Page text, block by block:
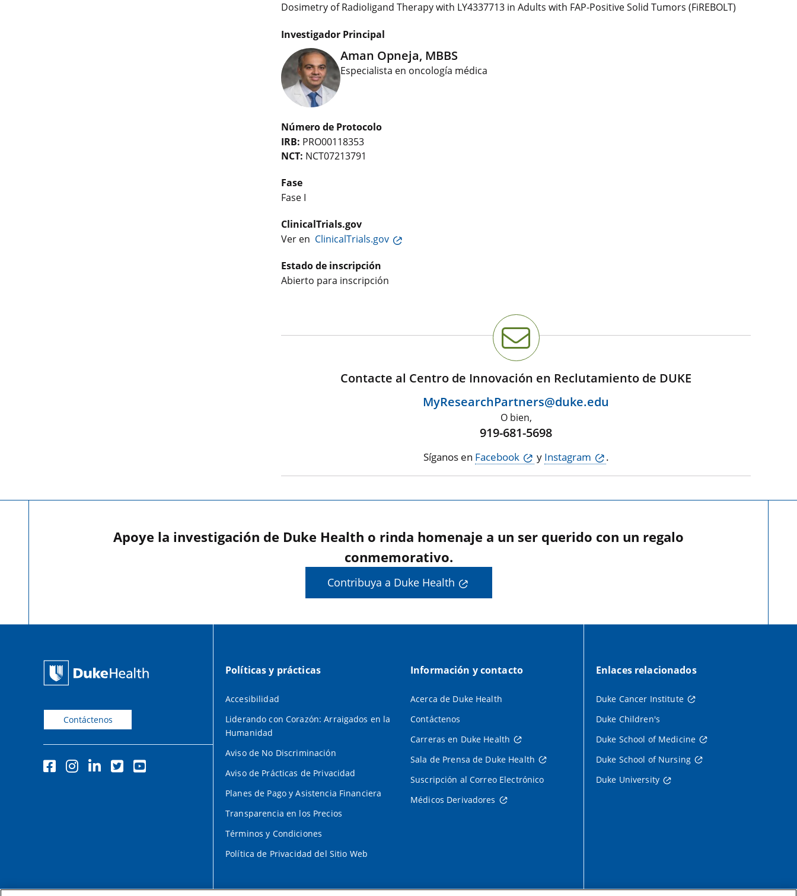
Dosimetry of Radioligand Therapy with LY4337713 in Adults with FAP-Positive Solid Tumors (FiREBOLT)
Investigador Principal
Aman Opneja, MBBS
Especialista en oncología médica
Número de Protocolo
IRB: PRO00118353
NCT: NCT07213791
Fase
Fase I
ClinicalTrials.gov
Ver en ClinicalTrials.gov
Estado de inscripción
Abierto para inscripción
Contacte al Centro de Innovación en Reclutamiento de DUKE
MyResearchPartners@duke.edu
O bien,
919-681-5698
Síganos en Facebook y Instagram .
Apoye la investigación de Duke Health o rinda homenaje a un ser querido con un regalo
conmemorativo.
Contribuya a Duke Health
Contáctenos
Políticas y prácticas
Accesibilidad
Liderando con Corazón: Arraigados en la
Humanidad
Aviso de No Discriminación
Aviso de Prácticas de Privacidad
Planes de Pago y Asistencia Financiera
Transparencia en los Precios
Términos y Condiciones
Política de Privacidad del Sitio Web
Información y contacto
Acerca de Duke Health
Contáctenos
Carreras en Duke Health
Sala de Prensa de Duke Health
Suscripción al Correo Electrónico
Médicos Derivadores
Enlaces relacionados
Duke Cancer Institute
Duke Children's
Duke School of Medicine
Duke School of Nursing
Duke University